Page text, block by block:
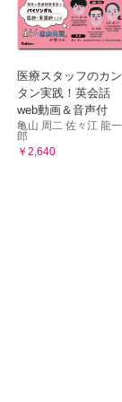
医療スタッフのカン
タン実践！英会話
web動画＆音声付
亀山 周二 佐々江 龍一
郎
￥2,640